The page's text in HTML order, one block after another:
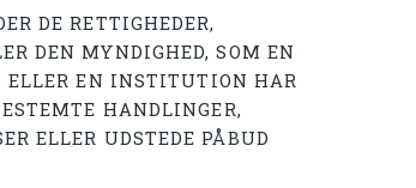
DE RETTIGHEDER,
DEN MYNDIGHED, SOM EN
ELLER EN INSTITUTION HAR
HANDLINGER,
ELLER UDSTEDE PÅBUD